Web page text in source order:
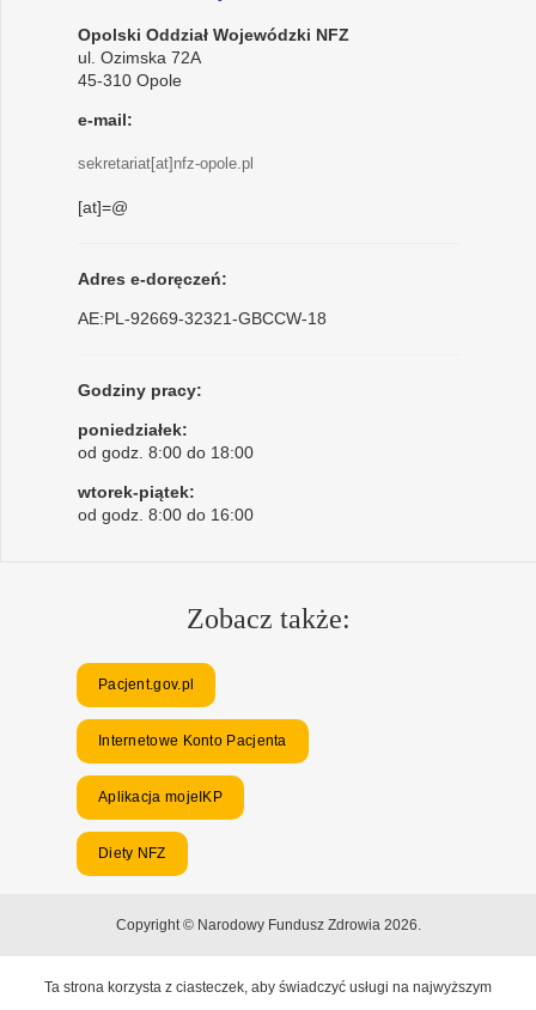
Opolski Oddział Wojewódzki NFZ
ul. Ozimska 72A
45-310 Opole
e-mail:
sekretariat[at]nfz-opole.pl
[at]=@
Adres e-doręczeń:
AE:PL-92669-32321-GBCCW-18
Godziny pracy:
poniedziałek:
od godz. 8:00 do 18:00
wtorek-piątek:
od godz. 8:00 do 16:00
Zobacz także:
Pacjent.gov.pl
Internetowe Konto Pacjenta
Aplikacja mojeIKP
Diety NFZ
Copyright © Narodowy Fundusz Zdrowia 2026.
Ta strona korzysta z ciasteczek, aby świadczyć usługi na najwyższym